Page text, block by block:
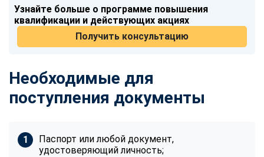
Узнайте больше о программе повышения
квалификации и действующих акциях
Получить консультацию
Необходимые для
поступления документы
Паспорт или любой документ,
удостоверяющий личность;